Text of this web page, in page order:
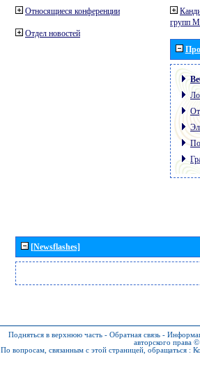
Относящиеся конференции
Отдел новостей
групп
[Newsflashes]
Подняться в верхнюю часть - Обратная связь -
авторского права
По вопросам, связанным с этой страницей, обращаться :